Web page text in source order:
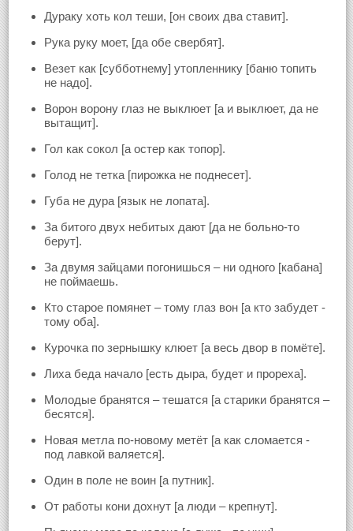
Дураку хоть кол теши, [он своих два ставит].
Рука руку моет, [да обе свербят].
Везет как [субботнему] утопленнику [баню топить
не надо].
Ворон ворону глаз не выклюет [а и выклюет, да не
вытащит].
Гол как сокол [а остер как топор].
Голод не тетка [пирожка не поднесет].
Губа не дура [язык не лопата].
За битого двух небитых дают [да не больно-то
берут].
За двумя зайцами погонишься – ни одного [кабана]
не поймаешь.
Кто старое помянет – тому глаз вон [а кто забудет -
тому оба].
Курочка по зернышку клюет [а весь двор в помёте].
Лиха беда начало [есть дыра, будет и прореха].
Молодые бранятся – тешатся [а старики бранятся –
бесятся].
Новая метла по-новому метёт [а как сломается -
под лавкой валяется].
Один в поле не воин [а путник].
От работы кони дохнут [а люди – крепнут].